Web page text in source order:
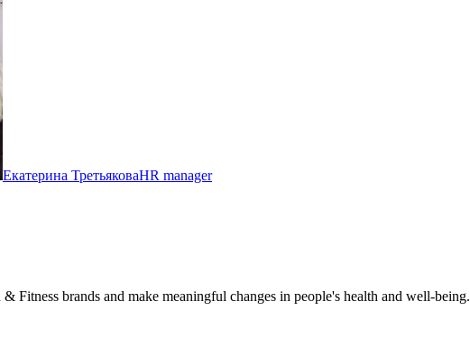
Екатерина ТретьяковаHR manager
Fitness brands and make meaningful changes in people's health and well-being.